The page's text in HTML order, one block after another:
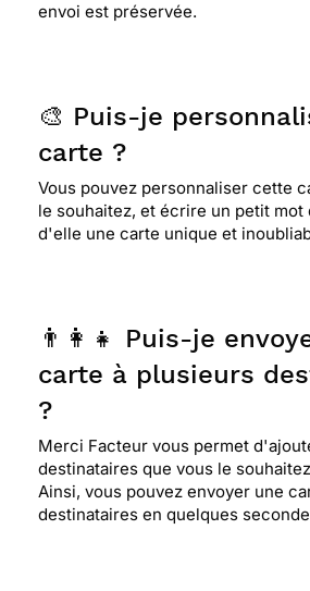
envoi est préservée.
🎨 Puis-je
carte ?
Vous pouvez personnaliser cette
le souhaitez, et écrire un petit mot
d'elle une carte unique et
👨‍👩‍👧 Puis-je
carte à plusieurs
?
Merci Facteur vous permet
destinataires que vous le
Ainsi, vous pouvez envoyer une
destinataires en quelques